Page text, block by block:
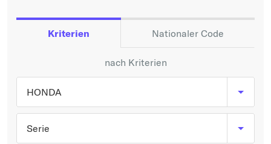
Hersteller wählen
Typ wählen
Kriterien Nationaler Code
nach Kriterien
HONDA
Serie